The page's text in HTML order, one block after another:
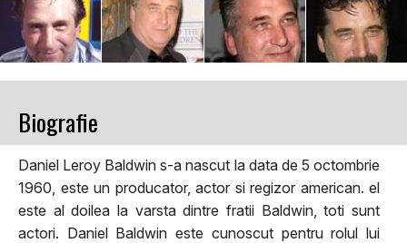
Biografie
Daniel Leroy Baldwin s-a nascut la data de 5 octombrie
1960, este un producator, actor si regizor american. el
este al doilea la varsta dintre fratii Baldwin, toti sunt
actori. Daniel Baldwin este cunoscut pentru rolul lui